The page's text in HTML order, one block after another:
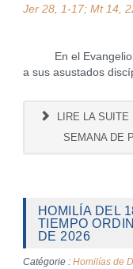
Jer 28, 1-17; Mt 14,
En el Evangelio
a sus asustados
LIRE LA SUITE
SEMANA DE
HOMILÍA DEL
TIEMPO
DE 2026
Catégorie : Homilías de